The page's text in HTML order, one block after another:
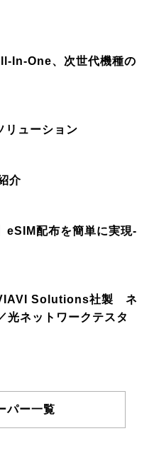
In-One、次世代機種の
リューション
介
eSIM配布を簡単に実現-
VIAVI Solutions社製 ネ
光ネットワークテスタ
パー一覧